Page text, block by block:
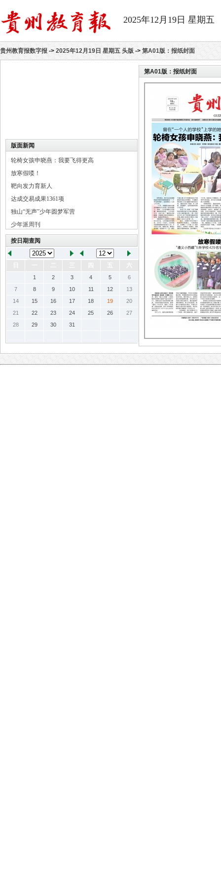
2025年12月19日 星期五
贵州教育报数字报->2025年12月19日 星期五 头版->第A01版：报纸封面
版面新闻
轮椅女孩申晓燕：我要飞得更高
放寒假喽！
靶向发力育新人
达成交易成果1361项
独山“无声”少年圆梦军营
少年派周刊
按日期查阅
1 2 3 4 5
6
7
8 9 10 11 12
13
14
15 16 17 18 19
20
21
22 23 24 25 26
27
28
29 30 31
第A01版： 报纸封面